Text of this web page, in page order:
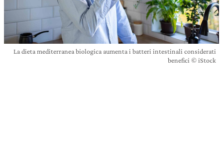
La dieta mediterranea biologica aumenta i batteri intestinali considerati
benefici © iStock